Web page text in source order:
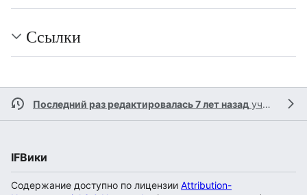
Ссылки
Последний раз редактировалась 7 лет назад участником
IFВики
Содержание доступно по лицензии Attribution-